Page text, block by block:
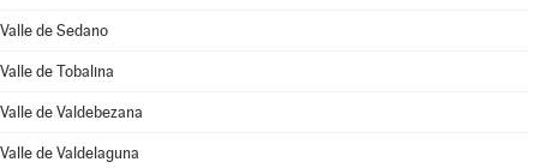
Valle de Sedano
Valle de Tobalina
Valle de Valdebezana
Valle de Valdelaguna